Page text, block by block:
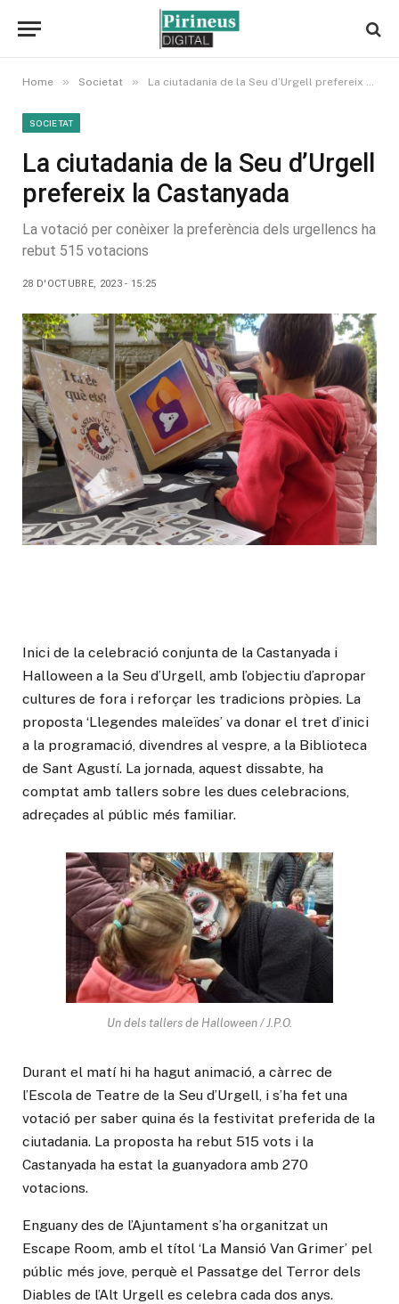
Home » Societat » La ciutadania de la Seu d’Urgell prefereix la Castanyada
SOCIETAT
La ciutadania de la Seu d’Urgell
prefereix la Castanyada
La votació per conèixer la preferència dels urgellencs ha
rebut 515 votacions
28 D'OCTUBRE, 2023 - 15:25
Inici de la celebració conjunta de la Castanyada i
Halloween a la Seu d’Urgell, amb l’objectiu d’apropar
cultures de fora i reforçar les tradicions pròpies. La
proposta ‘Llegendes maleïdes’ va donar el tret d’inici
a la programació, divendres al vespre, a la Biblioteca
de Sant Agustí. La jornada, aquest dissabte, ha
comptat amb tallers sobre les dues celebracions,
adreçades al públic més familiar.
Un dels tallers de Halloween / J.P.O.
Durant el matí hi ha hagut animació, a càrrec de
l’Escola de Teatre de la Seu d’Urgell, i s’ha fet una
votació per saber quina és la festivitat preferida de la
ciutadania. La proposta ha rebut 515 vots i la
Castanyada ha estat la guanyadora amb 270
votacions.
Enguany des de l’Ajuntament s’ha organitzat un
Escape Room, amb el títol ‘La Mansió Van Grimer’ pel
públic més jove, perquè el Passatge del Terror dels
Diables de l’Alt Urgell es celebra cada dos anys.